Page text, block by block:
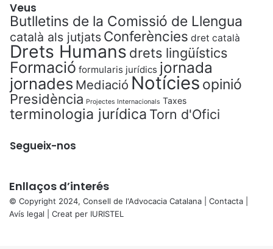
Veus
Butlletins de la Comissió de Llengua
català als jutjats Conferències dret català
Drets Humans drets lingüístics
Formació formularis jurídics jornada
jornades Mediació Notícies opinió
Presidència Projectes Internacionals Taxes
terminologia jurídica Torn d'Ofici
Segueix-nos
Enllaços d’interés
© Copyright 2024, Consell de l'Advocacia Catalana | Contacta
Avís legal | Creat per IURISTEL